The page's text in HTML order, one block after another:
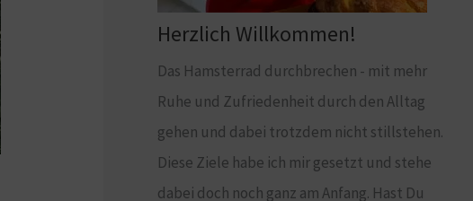
Herzlich Willkommen!
Das Hamsterrad durchbrechen - mit mehr
Ruhe und Zufriedenheit durch den Alltag
gehen und dabei trotzdem nicht stillstehen.
Diese Ziele habe ich mir gesetzt und stehe
dabei doch noch ganz am Anfang. Hast Du